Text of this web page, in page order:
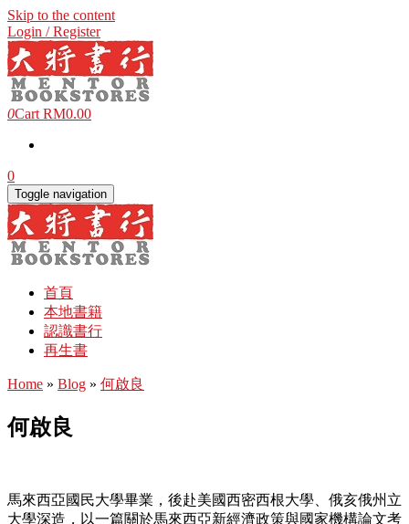
Skip to the content
Login / Register
0Cart RM0.00
0
Toggle navigation
首頁
本地書籍
認識書行
再生書
Home » Blog » 何啟良
何啟良
馬來西亞國民大學畢業，後赴美國西密西根大學、俄亥俄州立
大學深造，以一篇關於馬來西亞新經濟政策與國家機構論文考